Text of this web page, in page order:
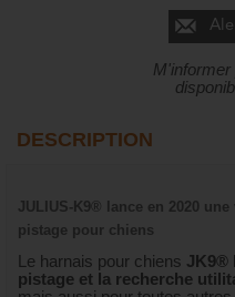
M'informer
DESCRIPTION
JULIUS-K9® lance en 2020
pistage pour chiens
Le harnais pour chiens JK9®
pistage et la recherche